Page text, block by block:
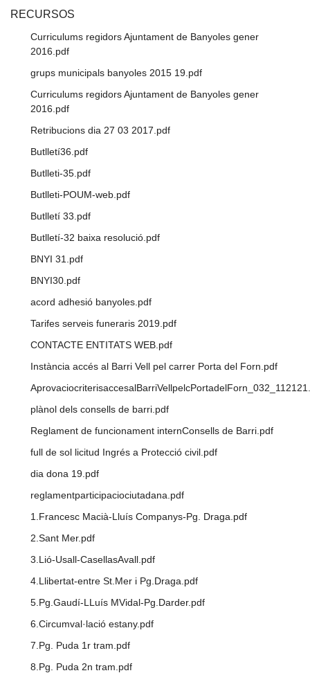
RECURSOS
Curriculums regidors Ajuntament de Banyoles gener
2016.pdf
grups municipals banyoles 2015 19.pdf
Curriculums regidors Ajuntament de Banyoles gener
2016.pdf
Retribucions dia 27 03 2017.pdf
Butlletí36.pdf
Butlleti-35.pdf
Butlleti-POUM-web.pdf
Butlletí 33.pdf
Butlletí-32 baixa resolució.pdf
BNYI 31.pdf
BNYI30.pdf
acord adhesió banyoles.pdf
Tarifes serveis funeraris 2019.pdf
CONTACTE ENTITATS WEB.pdf
Instància accés al Barri Vell pel carrer Porta del Forn.pdf
plànol dels consells de barri.pdf
Reglament de funcionament internConsells de Barri.pdf
full de sol licitud Ingrés a Protecció civil.pdf
dia dona 19.pdf
reglamentparticipaciociutadana.pdf
1.Francesc Macià-Lluís Companys-Pg. Draga.pdf
2.Sant Mer.pdf
3.Lió-Usall-CasellasAvall.pdf
4.Llibertat-entre St.Mer i Pg.Draga.pdf
5.Pg.Gaudí-LLuís MVidal-Pg.Darder.pdf
6.Circumval·lació estany.pdf
7.Pg. Puda 1r tram.pdf
8.Pg. Puda 2n tram.pdf